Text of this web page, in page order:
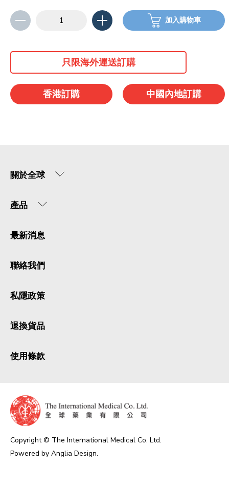
加入購物車
只限海外運送訂購
香港訂購 中國內地訂購
關於全球
產品
最新消息
聯絡我們
私隱政策
退換貨品
使用條款
Copyright © The International Medical Co. Ltd.
Powered by Anglia Design.